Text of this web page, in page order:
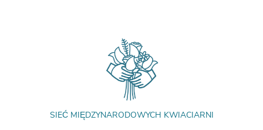
SIEĆ MIĘDZYNARODOWYCH KWIACIARNI